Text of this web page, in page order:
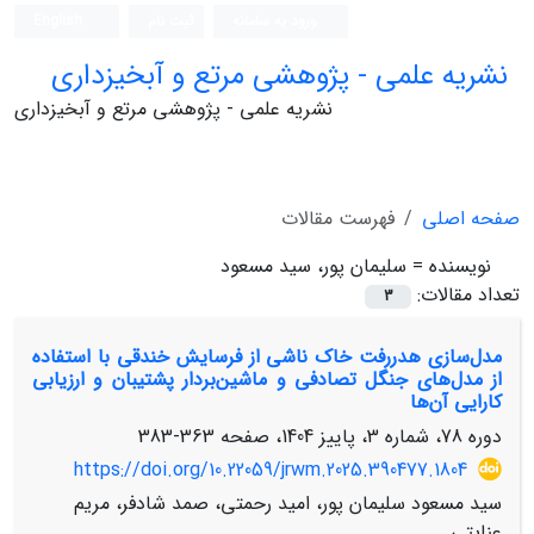
نشریه علمی - پژوهشی مرتع و آبخیزداری
نشریه علمی - پژوهشی مرتع و آبخیزداری
صفحه اصلی
فهرست مقالات
نویسنده = سلیمان پور، سید مسعود
تعداد مقالات:
3
مدل‌سازی هدررفت خاک ناشی از فرسایش خندقی با استفاده
از مدل‌های جنگل تصادفی و ماشین‌بردار پشتیبان و ارزیابی
کارایی آن‌ها
دوره 78، شماره 3، پاییز 1404، صفحه
363-383
https://doi.org/10.22059/jrwm.2025.390477.1804
سید مسعود سلیمان پور، امید رحمتی، صمد شادفر، مریم